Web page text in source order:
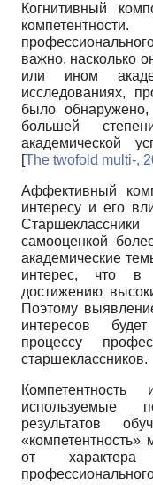
Когнитивный
важно, насколько
или ином
исследованиях,
было
большей
академической
[The twofold multi-,
Аффективный
интересу и его
самооценкой
академические
интерес, что в
достижению
Поэтому
интересов
процессу
старшеклассников.
используемые
результатов
«компетентность»
от